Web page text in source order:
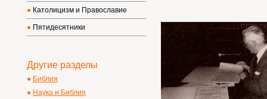
Католицизм и Православие
Пятидесятники
Другие разделы
Библия
Наука и Библия